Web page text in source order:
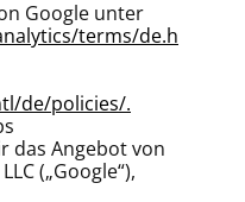
Google unter
terms/de.h
de/policies/.
das Angebot von
(„Google“),